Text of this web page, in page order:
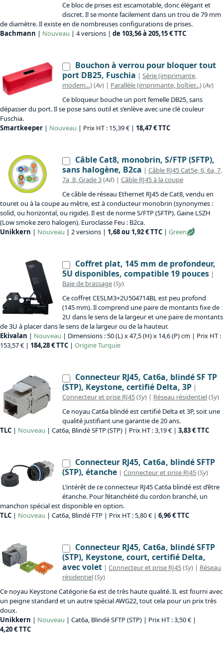
Ce bloc de prises est escamotable, donc élégant et
discret. Il se monte facilement dans un trou de 79 mm
de diamètre. Il existe en de nombreuses configurations de prises.
Bachmann | Nouveau | 4 versions | de 103,56 à 205,15 € TTC
Bouchon à verrou pour bloquer tout
port DB25, Fuschia | Série (imprimante,
modem...)(Av) | Parallèle (imprimante, boîtier...)(Av)
Ce bloqueur bouche un port femelle DB25, sans
dépasser du port. Il se pose sans outil et s’enlève avec une clé couleur
Fuschia.
Smartkeeper | Nouveau | Prix HT : 15,39 € | 18,47 € TTC
Câble Cat8, monobrin, S/FTP (SFTP),
sans halogène, B2ca | Câble RJ45 Cat5e, 6, 6a, 7,
7a, 8, Grade 3(Ad) | Câble RJ45 à la coupe
Ce câble de réseau Ethernet RJ45 de Cat8, vendu en
touret ou à la coupe au mètre, est à conducteur monobrin (synonymes :
solid, ou horizontal, ou rigide). Il est de norme S/FTP (SFTP). Gaine LSZH
(Low smoke zero halogen). Euroclasse Feu : B2ca.
Unikkern | Nouveau | 2 versions | 1,68 ou 1,92 € TTC | Green
Coffret plat, 145 mm de profondeur,
5U disponibles, compatible 19 pouces |
Baie de brassage(Sy)
Ce coffret CESLM3+2U504714BL est peu profond
(145 mm). Il comprend une paire de montants fixe de
2U dans le sens de la largeur et une paire de montants
de 3U à placer dans le sens de la largeur ou de la hauteur.
Ekivalan | Nouveau | Dimensions : 50 (L) x 47,5 (H) x 14,6 (P) cm | Prix HT :
153,57 € | 184,28 € TTC | OrigineTurquie
Connecteur RJ45, Cat6a, blindé SF TP
(STP), Keystone, certifié Delta, 3P |
Connecteur et prise RJ45(Sy) | Réseau résidentiel(Sy)
Ce noyau Cat6a blindé est certifié Delta et 3P, soit une
qualité justifiant une garantie de 20 ans.
TLC | Nouveau | Cat6a, Blindé SFTP (STP) | Prix HT : 3,19 € | 3,83 € TTC
Connecteur RJ45, Cat6a, blindé SFTP
(STP), étanche | Connecteur et prise RJ45(Sy)
L’intérêt de ce connecteur RJ45 Cat6a blindé est d’être
étanche. Pour l’étanchéité du cordon branché, un
manchon spécial est disponible en option.
TLC | Nouveau | Cat6a, Blindé FTP | Prix HT : 5,80 € | 6,96 € TTC
Connecteur RJ45, Cat6a, blindé SFTP
(STP), Keystone, court, certifié Delta,
avec volet | Connecteur et prise RJ45(Sy) | Réseau
résidentiel(Sy)
Ce noyau Keystone Catégorie 6a est de très haute qualité. IL est fourni avec
un peigne standard et un autre spécial AWG22, tout cela pour un prix très
doux.
Unikkern | Nouveau | Cat6a, Blindé SFTP (STP) | Prix HT : 3,50 € |
4,20 € TTC